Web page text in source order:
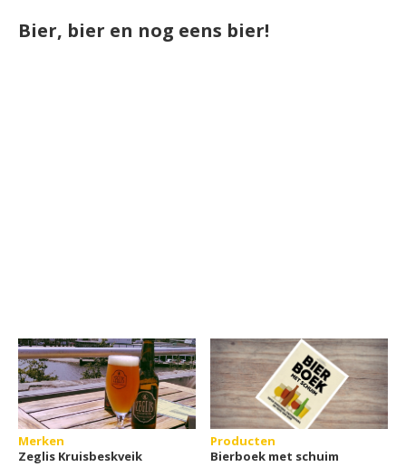
Bier, bier en nog eens bier!
Merken
Zeglis Kruisbeskveik
Producten
Bierboek met schuim